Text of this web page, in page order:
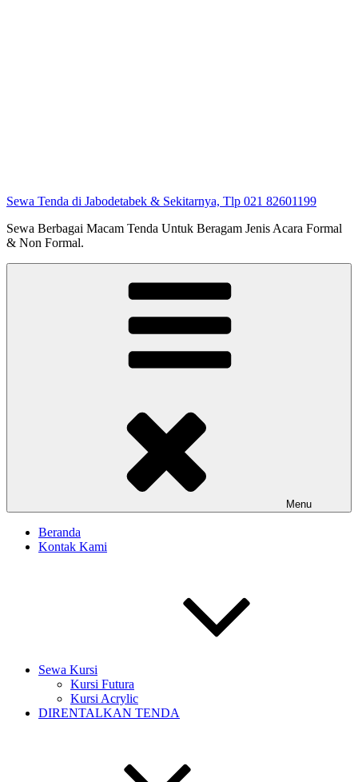
Sewa Tenda di Jabodetabek & Sekitarnya, Tlp 021 82601199
Sewa Berbagai Macam Tenda Untuk Beragam Jenis Acara Formal
& Non Formal.
Menu
Beranda
Kontak Kami
Sewa Kursi
Kursi Futura
Kursi Acrylic
DIRENTALKAN TENDA